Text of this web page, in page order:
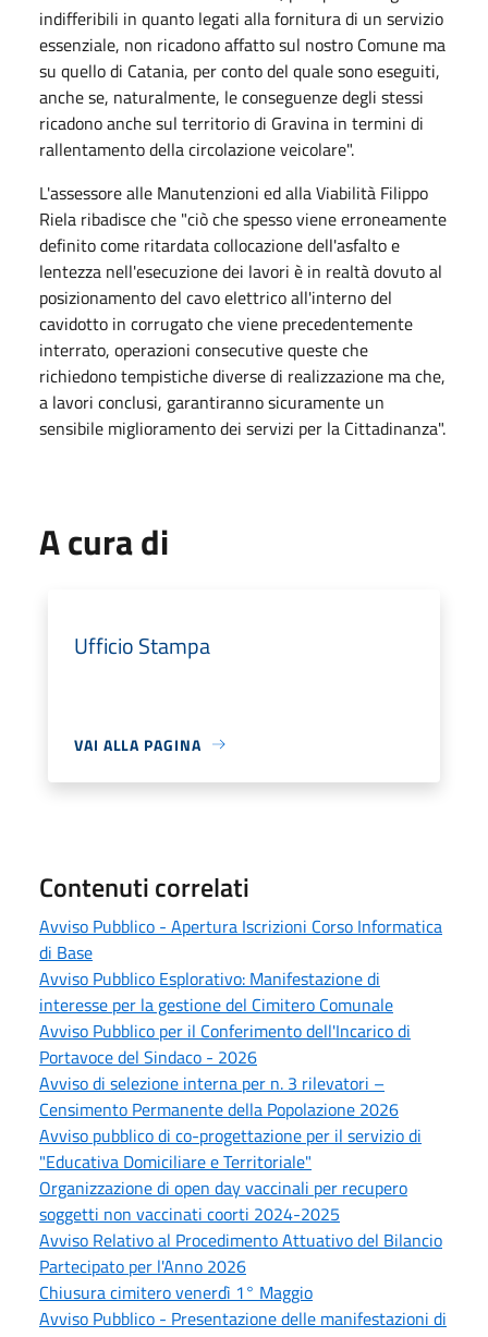
indifferibili in quanto legati alla fornitura di un servizio
essenziale, non ricadono affatto sul nostro Comune ma
su quello di Catania, per conto del quale sono eseguiti,
anche se, naturalmente, le conseguenze degli stessi
ricadono anche sul territorio di Gravina in termini di
rallentamento della circolazione veicolare".
L'assessore alle Manutenzioni ed alla Viabilità Filippo
Riela ribadisce che "ciò che spesso viene erroneamente
definito come ritardata collocazione dell'asfalto e
lentezza nell'esecuzione dei lavori è in realtà dovuto al
posizionamento del cavo elettrico all'interno del
cavidotto in corrugato che viene precedentemente
interrato, operazioni consecutive queste che
richiedono tempistiche diverse di realizzazione ma che,
a lavori conclusi, garantiranno sicuramente un
sensibile miglioramento dei servizi per la Cittadinanza".
A cura di
Ufficio Stampa
VAI ALLA PAGINA
Contenuti correlati
Avviso Pubblico - Apertura Iscrizioni Corso Informatica
di Base
Avviso Pubblico Esplorativo: Manifestazione di
interesse per la gestione del Cimitero Comunale
Avviso Pubblico per il Conferimento dell'Incarico di
Portavoce del Sindaco - 2026
Avviso di selezione interna per n. 3 rilevatori –
Censimento Permanente della Popolazione 2026
Avviso pubblico di co-progettazione per il servizio di
"Educativa Domiciliare e Territoriale"
Organizzazione di open day vaccinali per recupero
soggetti non vaccinati coorti 2024-2025
Avviso Relativo al Procedimento Attuativo del Bilancio
Partecipato per l'Anno 2026
Chiusura cimitero venerdì 1° Maggio
Avviso Pubblico - Presentazione delle manifestazioni di